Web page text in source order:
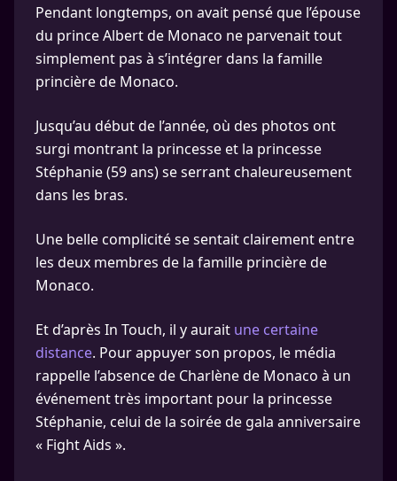
Pendant longtemps, on avait pensé que l’épouse
du prince Albert de Monaco ne parvenait tout
simplement pas à s’intégrer dans la famille
princière de Monaco.
Jusqu’au début de l’année, où des photos ont
surgi montrant la princesse et la princesse
Stéphanie (59 ans) se serrant chaleureusement
dans les bras.
Une belle complicité se sentait clairement entre
les deux membres de la famille princière de
Monaco.
Et d’après In Touch, il y aurait une certaine
distance. Pour appuyer son propos, le média
rappelle l’absence de Charlène de Monaco à un
événement très important pour la princesse
Stéphanie, celui de la soirée de gala anniversaire
« Fight Aids ».